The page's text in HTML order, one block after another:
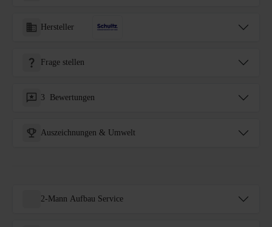
Hersteller
Frage stellen
3 Bewertungen
Auszeichnungen & Umwelt
2-Mann Aufbau Service